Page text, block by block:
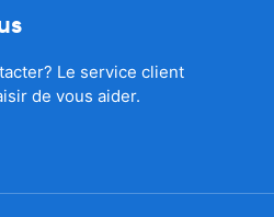
Le service client
de vous aider.